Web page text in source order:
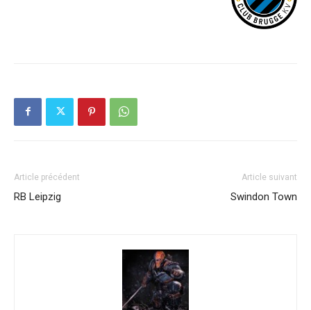
Article précédent
RB Leipzig
Article suivant
Swindon Town